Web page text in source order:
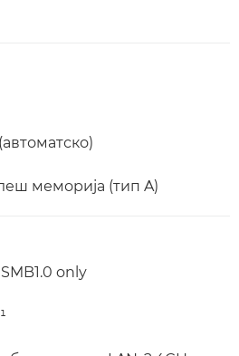
меморија (тип A)
only